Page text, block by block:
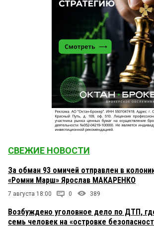
СВЕЖИЕ НОВОСТИ
За обман 93 омичей отправлен в
«Ромни Марш» Ярослав МАКАРЕНКО
7 августа 18:00 0 389
Возбуждено уголовное дело по ДТП,
семь человек на «островке